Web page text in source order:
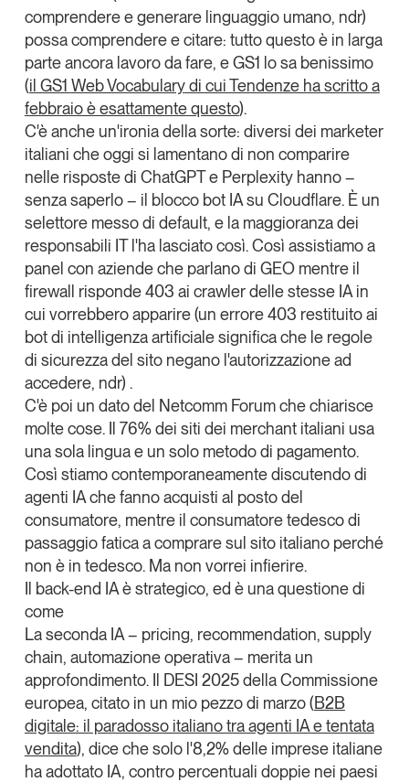
comprendere e generare linguaggio umano, ndr)
possa comprendere e citare: tutto questo è in larga
parte ancora lavoro da fare, eGS1 lo sa benissimo
(il GS1 Web Vocabularydi cui Tendenze ha scritto a
febbraio è esattamente questo).
C'è anche un'ironia della sorte: diversi dei marketer
italiani che oggi si lamentano di non comparire
nelle risposte di ChatGPT e Perplexity hanno –
senza saperlo – il blocco bot IA su Cloudflare. È un
selettore messo di default, e la maggioranza dei
responsabili IT l'ha lasciato così. Così assistiamo a
panel con aziende che parlano di GEO mentre il
firewall risponde 403 ai crawler delle stesse IA in
cui vorrebbero apparire (un errore 403 restituito ai
bot di intelligenza artificiale significa che le regole
di sicurezza del sito negano l'autorizzazione ad
accedere, ndr) .
C'è poi un dato del Netcomm Forum che chiarisce
molte cose. Il 76% dei siti dei merchant italiani usa
una sola lingua e un solo metodo di pagamento.
Così stiamo contemporaneamente discutendo di
agenti IA che fanno acquisti al posto del
consumatore, mentre il consumatore tedesco di
passaggio fatica a comprare sul sito italiano perché
non è in tedesco. Ma non vorrei infierire.
Il back-end IA è strategico, ed è una questione di
come
La seconda IA – pricing, recommendation, supply
chain, automazione operativa – merita un
approfondimento. Il DESI 2025 della Commissione
europea, citato in un mio pezzo di marzo (B2B
digitale: il paradosso italiano tra agenti IA e tentata
vendita), dice che solo l'8,2% delle imprese italiane
ha adottato IA, contro percentuali doppie nei paesi